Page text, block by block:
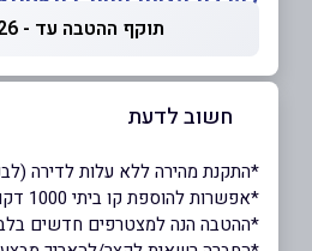
תוקף ההטבה עד - 09.09.2026
חשוב לדעת
*התקנת מהירה ללא עלות לדירה (לבניין מעל 5
*אפשרות להוספת קו ביתי 1000 דקות ב -₪20 בלבד.
*ההטבה הנה למצטרפים חדשים